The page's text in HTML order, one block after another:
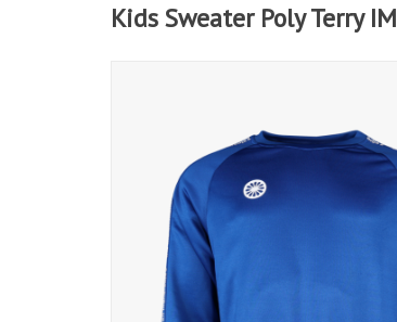
Kids Sweater Poly Terry IM